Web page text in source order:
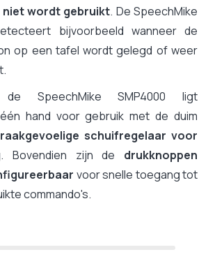
niet wordt gebruikt. De SpeechMike
bijvoorbeeld wanneer de
op een tafel wordt gelegd of weer
de SpeechMike SMP4000 ligt
hand voor gebruik met de duim
schuifregelaar voor
. Bovendien zijn de drukknoppen
voor snelle toegang tot
commando's.